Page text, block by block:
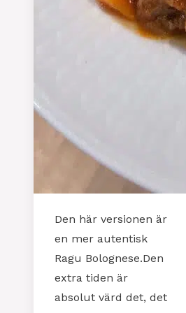
Den här versionen är
en mer autentisk
Ragu Bolognese.Den
extra tiden är
absolut värd det, det